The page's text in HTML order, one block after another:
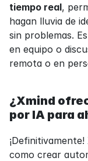
tiempo real,
hagan lluvia de
sin problemas.
en equipo o
remota o en
¿Xmind
por IA para
como crear